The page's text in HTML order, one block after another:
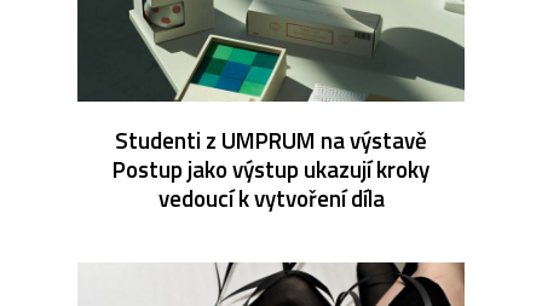
Studenti z UMPRUM na výstavě
Postup jako výstup ukazují kroky
vedoucí k vytvoření díla